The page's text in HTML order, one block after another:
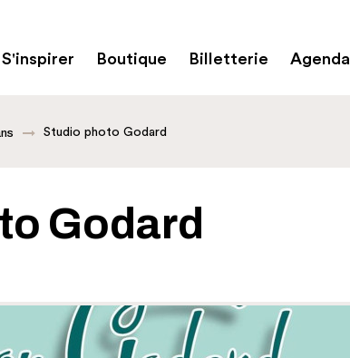
S'inspirer Boutique Billetterie Agenda
Studio photo Godard
Godard